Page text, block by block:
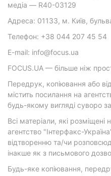
медіа — R40-03129
Адреса: 01133, м. Київ,
Телефон: +38 044 207 45 54
E-mail: info@focus.ua
FOCUS.UA — більше ніж
Передрук, копіювання або
містить посилання на
будь-якому вигляді суворо
Всі матеріали, які
агентство "Інтерфакс-
відтворенню та/чи
інакше як з письмового
Будь-яке копіювання,